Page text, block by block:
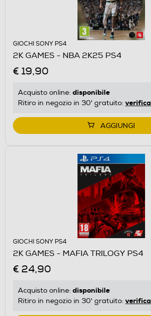
GIOCHI SONY PS4
2K GAMES - NBA 2K25 PS4
€ 19,90
Acquisto online: disponibile
Ritiro in negozio in 30' gratuito: verifica
AGGIUNGI
GIOCHI SONY PS4
2K GAMES - MAFIA TRILOGY PS4
€ 24,90
Acquisto online: disponibile
Ritiro in negozio in 30' gratuito: verifica